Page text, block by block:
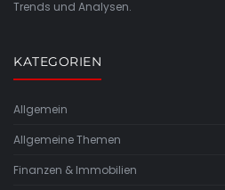
Trends und Analysen.
KATEGORIEN
Allgemein
Allgemeine Themen
Finanzen & Immobilien